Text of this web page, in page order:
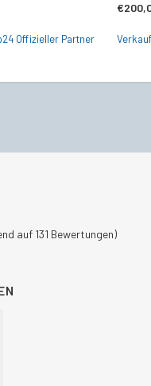
Offizieller Partner
€
auf 131 Bewertungen)